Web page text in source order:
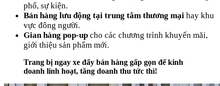
phố, sự kiện.
Bán hàng lưu động tại trung tâm thương mại hay khu
vực đông người.
Gian hàng pop-up cho các chương trình khuyến mãi,
giới thiệu sản phẩm mới.
Trang bị ngay xe đẩy bán hàng gấp gọn để kinh
doanh linh hoạt, tăng doanh thu tức thì!